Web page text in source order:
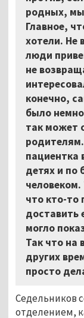
родных,
Главное,
хотели. Не
люди
не
конечно,
было
так может
пациентка
детях и по
что кто-то
доставить
могло
Так что на
других
просто
Седельников
отделением,